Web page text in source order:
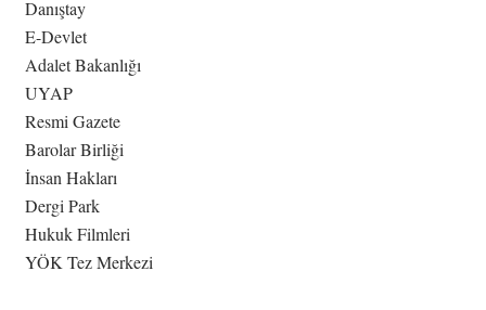
Danıştay
E-Devlet
Adalet Bakanlığı
UYAP
Resmi Gazete
Barolar Birliği
İnsan Hakları
Dergi Park
Hukuk Filmleri
YÖK Tez Merkezi